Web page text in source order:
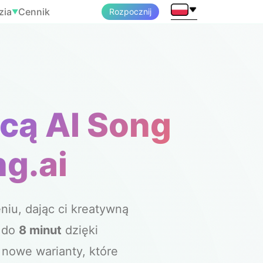
▼Cennik Rozpocznij
AI Song
dając ci kreatywną
8 minut dzięki
warianty, które